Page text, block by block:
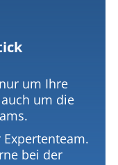
um Ihre
um die
bei der